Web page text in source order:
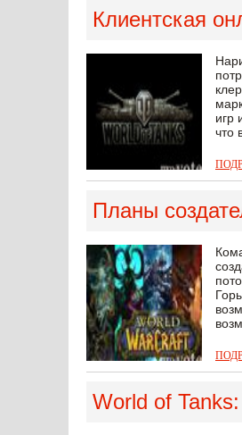
Клиентская
игр
что
Планы
World of